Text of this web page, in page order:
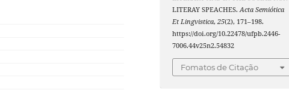
LITERAY SPEACHES.Acta Semiótica
Et Lingvistica,25(2), 171–198.
https://doi.org/10.22478/ufpb.2446-
7006.44v25n2.54832
Fomatos de Citação